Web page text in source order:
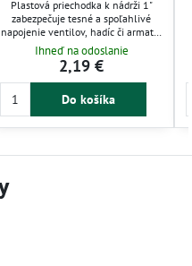
Plastová priechodka k nádrži 1"
zabezpečuje tesné a spoľahlivé
napojenie ventilov, hadíc či armatúr
na záhradné alebo zberné nádrže.
Odolná proti UV žiareniu a
chemikáliám, vhodná pre
zavlažovacie systémy aj dažďovú
vodu. Jednoduchá montáž bez
eliminuje úniky vody.
Ihneď na odoslanie
2,19 €
Do košíka